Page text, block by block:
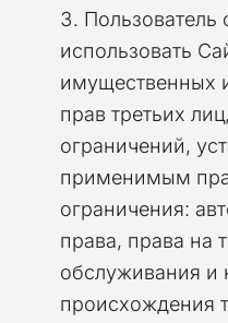
Пользователь
использовать
имущественных
прав третьих
ограничений,
применимым
ограничения:
права, права на
обслуживания и
происхождения